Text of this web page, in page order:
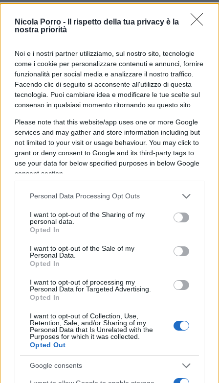
Nicola Porro -
Il rispetto della tua privacy è la
nostra priorità
Noi e i nostri partner utilizziamo, sul nostro sito, tecnologie
come i cookie per personalizzare contenuti e annunci, fornire
funzionalità per social media e analizzare il nostro traffico.
Facendo clic di seguito si acconsente all'utilizzo di questa
tecnologia. Puoi cambiare idea e modificare le tue scelte sul
consenso in qualsiasi momento ritornando su questo sito
Please note that this website/app uses one or more Google
services and may gather and store information including but
not limited to your visit or usage behaviour. You may click to
grant or deny consent to Google and its third-party tags to
use your data for below specified purposes in below Google
consent section.
Personal Data Processing Opt Outs
I want to opt-out of the Sharing of my
personal data.
Opted In
I want to opt-out of the Sale of my
Personal Data.
Opted In
I want to opt-out of processing my
Personal Data for Targeted Advertising.
Opted In
I want to opt-out of Collection, Use,
Retention, Sale, and/or Sharing of my
Personal Data that Is Unrelated with the
Purposes for which it was collected.
Opted Out
Google consents
rigore ma più lodi.Ed è qui che affiora il
fallimento sostanziale: quello dei criteri che
dovrebbero governare la formazione e il controllo
si giudica dentro circuiti locali chiusi, senza che
alcun organo terzo certifichi la comparabilità dei
metri di valutazione tra un istituto e l’altro. Una
macchina che promuove se stessa nella quasi
totalità dei casi non vigila ma si assolve.
Nessuno presidia l’omogeneità del giudizio e
questo traligna in arbitrio, con l’albagia dichi
scambia l’indulgenza per generosità
pedagogica. Così il diploma cessa di attestare un
livello e certifica per paradosso, la latitudine in cui
lo si è conseguito.
La sperequazione